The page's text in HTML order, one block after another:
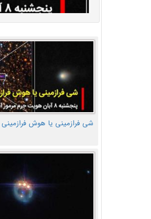
شی فرازمینی یا هوش فرازمینی